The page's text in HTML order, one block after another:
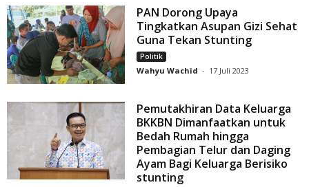
PAN Dorong Upaya
Tingkatkan Asupan Gizi Sehat
Guna Tekan Stunting
Politik
Wahyu Wachid - 17 Juli 2023
Pemutakhiran Data Keluarga
BKKBN Dimanfaatkan untuk
Bedah Rumah hingga
Pembagian Telur dan Daging
Ayam Bagi Keluarga Berisiko
stunting